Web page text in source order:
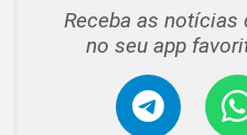
Receba as notícias
no seu app